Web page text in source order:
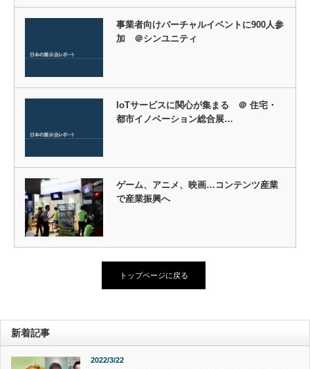
事業者向けバーチャルイベントに900人参
加 ＠シンユニティ
IoTサービスに関心が集まる ＠ 住宅・
都市イノベーション総合展…
ゲーム、アニメ、映画…コンテンツ産業
で産業振興へ
トップページに戻る
新着記事
2022/3/22